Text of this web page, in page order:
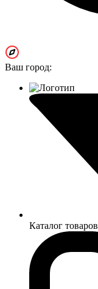
Ваш город:
Каталог товаров